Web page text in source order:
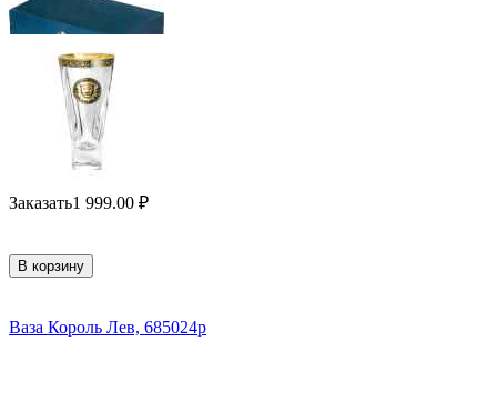
Заказать1 999.00 ₽
В корзину
Ваза Король Лев, 685024p